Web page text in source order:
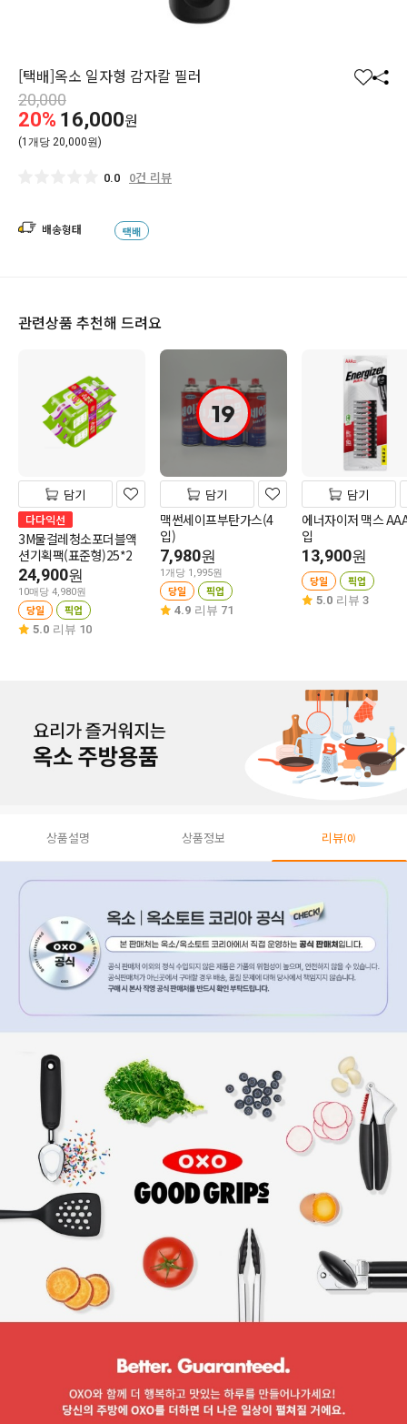
[택배]옥소 일자형 감자칼 필러
찜 공
20,000
20% 16,000원
(1개당 20,000원)
0.0 0건 리뷰
배송형태 택배
관련상품 추천해 드려요
담기
다다익선
3M물걸레청소포더블액
션기획팩(표준형)25*2
24,900원
10매당 4,980원
당일 픽업
5.0 리뷰 10
19
담기
맥썬세이프부탄가스(4
입)
7,980원
1개당 1,995원
당일 픽업
4.9 리뷰 71
담기
에너자이저 맥스
입
13,900원
당일 픽업
5.0 리뷰 3
상품설명 상품정보 리뷰(0)